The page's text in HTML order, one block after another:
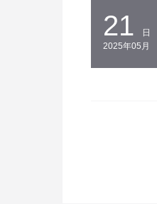
21
日
2025年05月